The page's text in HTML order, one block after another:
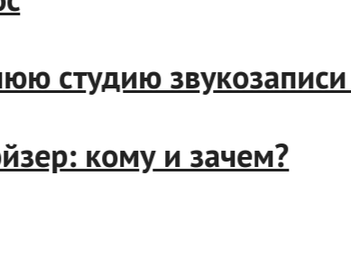
студию
кому и зачем?